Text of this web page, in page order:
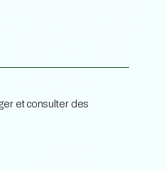
et consulter des